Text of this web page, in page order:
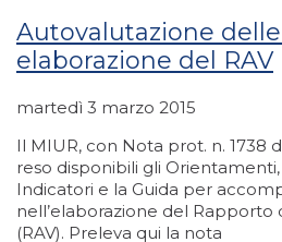
Autovalutazione
elaborazione del RAV
martedì 3 marzo 2015
Il MIUR, con Nota prot. n. 1738
reso disponibili gli
Indicatori e la Guida per
nell’elaborazione del Rapporto
(RAV). Preleva qui la nota